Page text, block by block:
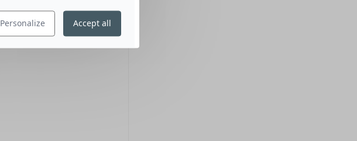
Personalize Accept all